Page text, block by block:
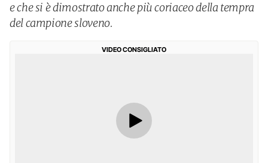
e che si è dimostrato anche più coriaceo della tempra
del campione sloveno.
VIDEO CONSIGLIATO